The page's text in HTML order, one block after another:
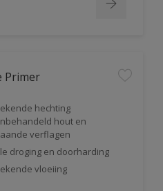
Primer
hechting
hout en
verflagen
droging en doorharding
vloeiing